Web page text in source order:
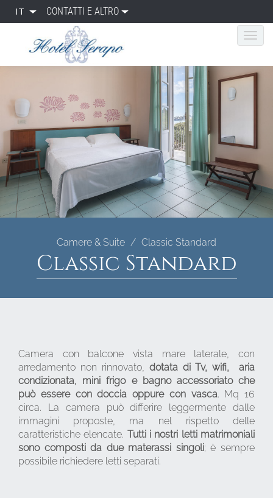
IT CONTATTI E ALTRO
Camere & Suite Classic Standard
Classic Standard
Camera con balcone vista mare laterale, con
arredamento non rinnovato, dotata di Tv, wifi, aria
condizionata, mini frigo e bagno accessoriato che
può essere con doccia oppure con vasca. Mq 16
circa. La camera può differire leggermente dalle
immagini proposte, ma nel rispetto delle
caratteristiche elencate. Tutti i nostri letti matrimoniali
sono composti da due materassi singoli; è sempre
possibile richiedere letti separati.